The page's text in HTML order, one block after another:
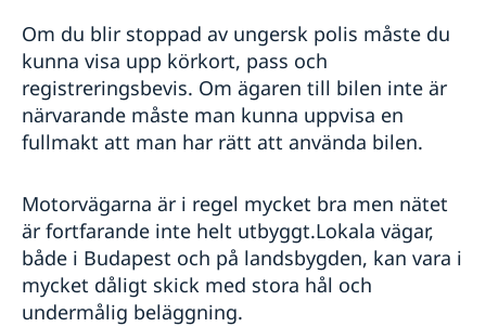
Om du blir stoppad av ungersk polis måste du
kunna visa upp körkort, pass och
registreringsbevis. Om ägaren till bilen inte är
närvarande måste man kunna uppvisa en
fullmakt att man har rätt att använda bilen.
Motorvägarna är i regel mycket bra men nätet
är fortfarande inte helt utbyggt.Lokala vägar,
både i Budapest och på landsbygden, kan vara i
mycket dåligt skick med stora hål och
undermålig beläggning.